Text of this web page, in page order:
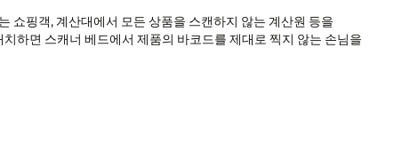
쇼핑객, 계산대에서 모든 상품을 스캔하지 않는 계산원 등을
하면 스캐너 베드에서 제품의 바코드를 제대로 찍지 않는 손님을